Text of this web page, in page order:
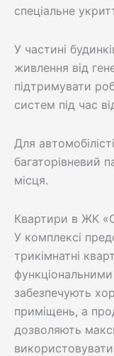
спеціальне
У частині
живлення від
підтримувати
систем під час
Для
багаторівневий
місця.
Квартири в ЖК
У комплексі
трикімнатні
забезпечують
приміщень, а
дозволяють